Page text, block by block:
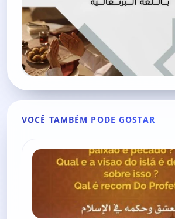
VOCÊ TAMBÉM PODE GOSTAR